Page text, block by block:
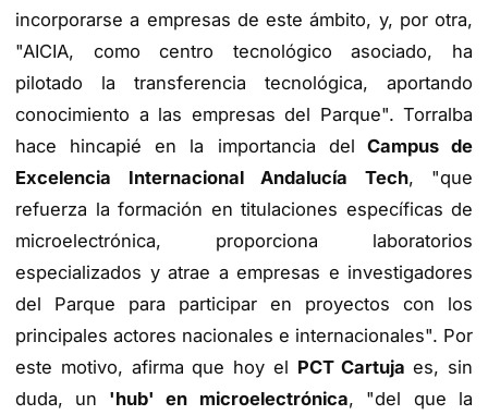
incorporarse a empresas de este ámbito, y, por otra,
"AICIA, como centro tecnológico asociado, ha
pilotado la transferencia tecnológica, aportando
conocimiento a las empresas del Parque". Torralba
hace hincapié en la importancia del Campus de
Excelencia Internacional Andalucía Tech, "que
refuerza la formación en titulaciones específicas de
microelectrónica, proporciona laboratorios
especializados y atrae a empresas e investigadores
del Parque para participar en proyectos con los
principales actores nacionales e internacionales". Por
este motivo, afirma que hoy el PCT Cartujaes, sin
duda, un 'hub' en microelectrónica, "del que la